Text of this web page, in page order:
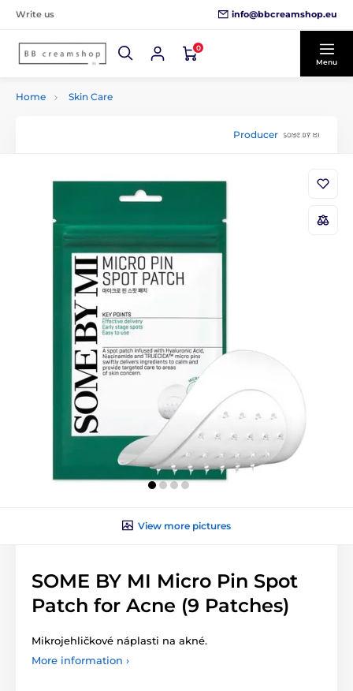
Write us info@bbcreamshop.eu
0
Menu
Home Skin Care
Producer
View more pictures
SOME BY MI Micro Pin Spot
Patch for Acne (9 Patches)
Mikrojehličkové náplasti na akné.
More information ›